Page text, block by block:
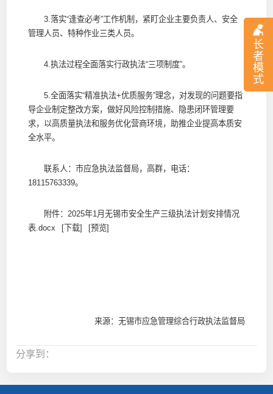
长
者
模
式
3.落实“逢查必考”工作机制，紧盯企业主要负责人、安全
管理人员、特种作业三类人员。
4.执法过程全面落实行政执法“三项制度”。
5.全面落实“精准执法+优质服务”理念，对发现的问题要指
导企业制定整改方案，做好风险控制措施、隐患闭环管理要
求，以高质量执法和服务优化营商环境，助推企业提高本质安
全水平。
联系人：市应急执法监督局，高群，电话：
18115763339。
附件： 2025年1月无锡市安全生产三级执法计划安排情况
表.docx
[下载] [预览]
来源：无锡市应急管理综合行政执法监督局
分享到：